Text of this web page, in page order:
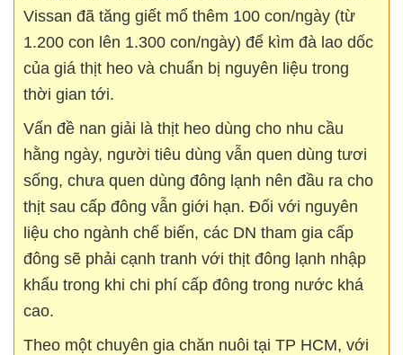
Vissan đã tăng giết mổ thêm 100 con/ngày (từ
1.200 con lên 1.300 con/ngày) để kìm đà lao dốc
của giá thịt heo và chuẩn bị nguyên liệu trong
thời gian tới.
Vấn đề nan giải là thịt heo dùng cho nhu cầu
hằng ngày, người tiêu dùng vẫn quen dùng tươi
sống, chưa quen dùng đông lạnh nên đầu ra cho
thịt sau cấp đông vẫn giới hạn. Đối với nguyên
liệu cho ngành chế biến, các DN tham gia cấp
đông sẽ phải cạnh tranh với thịt đông lạnh nhập
khẩu trong khi chi phí cấp đông trong nước khá
cao.
Theo một chuyên gia chăn nuôi tại TP HCM, với